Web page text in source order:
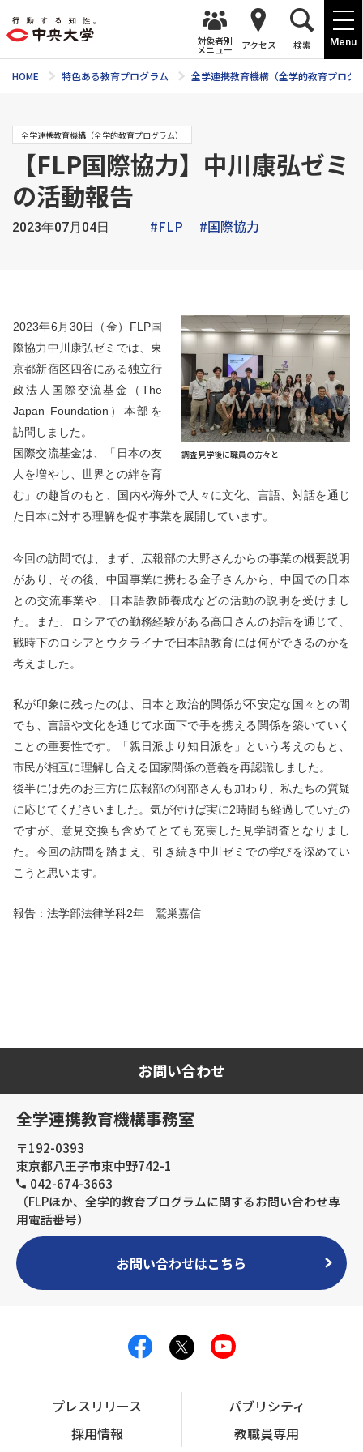
Menu
対象者別
メニュー アクセス 検索
HOME 特色ある教育プログラム 全学連携教育機構（全学的教育プログ
全学連携教育機構（全学的教育プログラム）
【FLP国際協力】中川康弘ゼミ
の活動報告
2023年07月04日 #FLP #国際協力
調査見学後に職員の方々と
2023年6 月 30日（金）FLP国
際協力中川康弘ゼミでは、東
京都新宿区四谷にある独立行
政法人国際交流基金
（The
Japan Foundation）本部 を
訪問しました。
国際交流基金は、「日本の友
人を増やし、世界との絆を育
む」の趣旨のもと
国内や海外で人々に文化、言語、対話を通じ
た日本に対する理解を促す事業を展開しています。
今回の訪問では、まず、広報部の大野さんからの事業の概要説明
があり、その後、中国事業に携わる金子さんから、中国での日本
との交流事業や、日本語教師養成などの活動の説明を受けまし
た。また、ロシアでの勤務経験がある高口さんのお話を通じて、
戦時下のロシアとウクライナで日本語教育には何ができるのかを
考えました。
私が印象に残ったのは、日本と政治的関係が不安定な国々との間
でも、言語や文化を通じて水面下で手を携える関係を築いていく
ことの重要性です。
「親日派より知日派を 」
という考えのもと、
市民が相互に理解し合える国家関係の意義を再認識しました。
後半には先のお三方に広報部の阿部さんも加わり、私たちの質疑
に応じてくださいました。気が付けば実に2時間も経過していたの
ですが、意見交換も含めてとても充実した見学調査となりまし
た。今回の訪問を踏まえ、引き続き中川ゼミでの学びを深めてい
こうと思います。
報告：法学部法律学科2年 鷲巣嘉信
お問い合わせ
全学連携教育機構事務室
〒192-0393
東京都八王子市東中野742-1
042-674-3663
（FLPほか、全学的教育プログラムに関するお問い合わせ専
用電話番号）
お問い合わせはこちら
プレスリリース
パブリシティ
採用情報
教職員専用